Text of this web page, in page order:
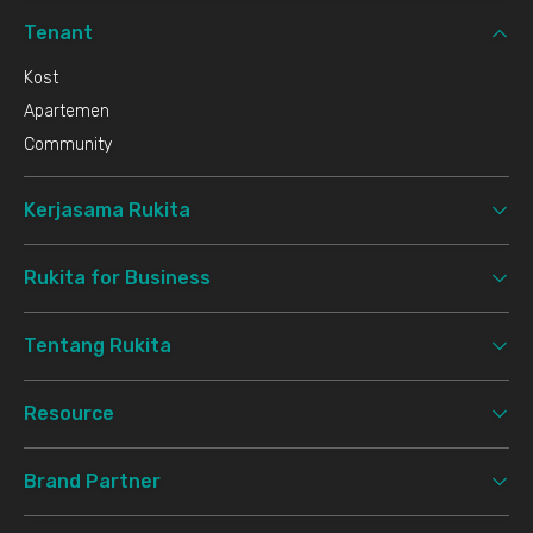
Tenant
Kost
Apartemen
Community
Kerjasama Rukita
Rukita for Business
Tentang Rukita
Resource
Brand Partner